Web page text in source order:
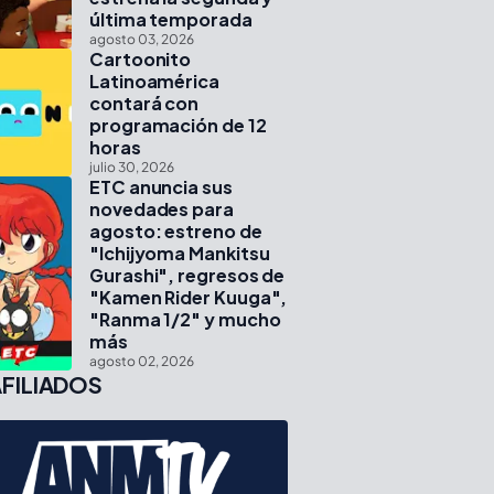
última temporada
agosto 03, 2026
Cartoonito
Latinoamérica
contará con
programación de 12
horas
julio 30, 2026
ETC anuncia sus
novedades para
agosto: estreno de
"Ichijyoma Mankitsu
Gurashi", regresos de
"Kamen Rider Kuuga",
"Ranma 1/2" y mucho
más
agosto 02, 2026